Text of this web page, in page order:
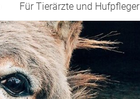
Für Tierärzte und Hufpfleger